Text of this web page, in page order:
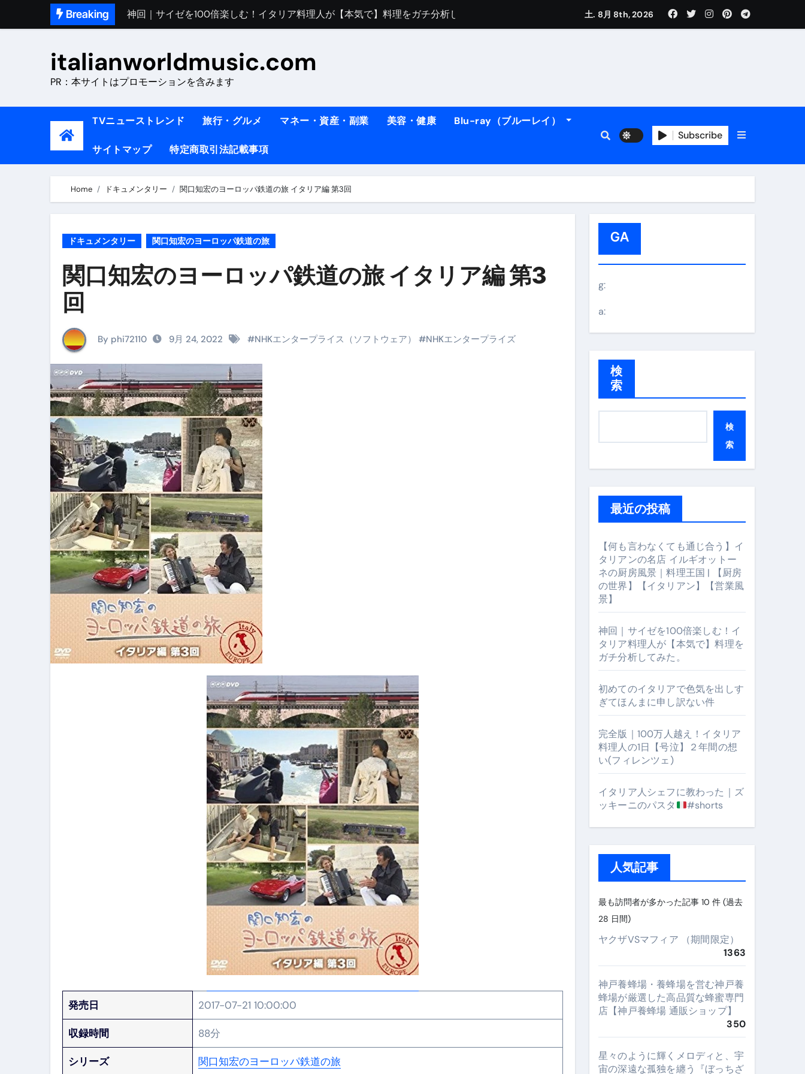
Breaking
初めてのイタリアで色気を出しすぎてほんまに申し訳ない件
イタリア人シェフに教わった｜ズッキーニのパスタ
​「イタリア旅行最高！いつか移住したい！」と思っている人が見たら、一瞬で現実に引き戻されるデータです。
イタリアNo. 1肉料理【ポルケッタ】スーパーの豚肉が大変身#shorts
トラブル回避のリアルな裏技アドバイスも
ラビッド・ドッグズ （ブルーレイディスク）
【vlog】超弾丸！！！仕事終わりに3都市巡る、４泊６日イタリア女子旅vlog
TRUE COLORS （ブルーレイディスク）
イタリア料理店【営業風景】週末ビリビリのランチ営業
【Vlog：July 2025】マリナと過ごしたイタリア
イタリアでの最後の仕事【帰国前最後の一週間】さよなら！イタリア！
Lake Como, Italy VLOG | Awesome things to do in Lake Como!
【Instagram Live】イタリア行きの飛行機乗り遅れ事件について
【賄いラーメン】人生初の二郎系ラーメン！イタリア人シェフ達に作ってみた結果…
【トマトパスタ】三ツ星シェフのパスタを完全再現 #shorts
フェノミナ-4K吹替音声収録版 SPECIAL-（4K ULTRA HD）
フェノミナ-4K吹替音声収録版- （ブルーレイディスク）
2026年料理人ローマへ行く！航空券0円てマジ？&アジア飯食べ尽くし
今年一番美味しい【卵かけご飯】#shorts
イタリア流 カリカリ羽つきポテト#shorts
イタリア旅行体験談＆オススメスポット｜a domenica! – Podcast #8
本場イタリア観光客の来ない店【ペスト・ジェノベーゼ】が衝撃のうまさ！
【何も言わなくても通じ合う】イタリアンの名店 イルギオットーネの厨房風景｜料理王国 | 【厨房の世界】【イタリアン】【営業風景】
土. 8月 8th, 2026
italianworldmusic.com
PR：本サイトはプロモーションを含みます
TVニューストレンド 旅行・グルメ マネー・資産・副業 美容・健康 Blu-ray（ブルーレイ）
サイトマップ 特定商取引法記載事項
Subscribe
Home ドキュメンタリー 関口知宏のヨーロッパ鉄道の旅 イタリア編 第3回
ドキュメンタリー 関口知宏のヨーロッパ鉄道の旅
関口知宏のヨーロッパ鉄道の旅 イタリア編 第3
回
By phi72110 9月 24, 2022 #NHKエンタープライス（ソフトウェア） #NHKエンタープライズ
発売日 2017-07-21 10:00:00
収録時間 88分
シリーズ 関口知宏のヨーロッパ鉄道の旅
GA
g:
a:
検
索
検
索
最近の投稿
【何も言わなくても通じ合う】イ
タリアンの名店 イルギオットー
ネの厨房風景｜料理王国 | 【厨房
の世界】【イタリアン】【営業風
景】
神回｜サイゼを100倍楽しむ！イ
タリア料理人が【本気で】料理を
ガチ分析してみた。
初めてのイタリアで色気を出しす
ぎてほんまに申し訳ない件
完全版｜100万人越え！イタリア
料理人の1日【号泣】２年間の想
い(フィレンツェ)
イタリア人シェフに教わった｜ズ
ッキーニのパスタ
#shorts
人気記事
最も訪問者が多かった記事 10 件 (過去
28 日間)
ヤクザVSマフィア （期間限定）
1363
神戸養蜂場・養蜂場を営む神戸養
蜂場が厳選した高品質な蜂蜜専門
店【神戸養蜂場 通販ショップ】
350
星々のように輝くメロディと、宇
宙の深遠な孤独を纏う『ぼっちざ